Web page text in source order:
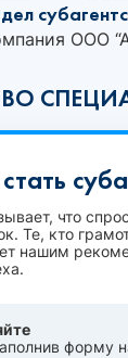
ООО
что
Те, кто
нашим
форму